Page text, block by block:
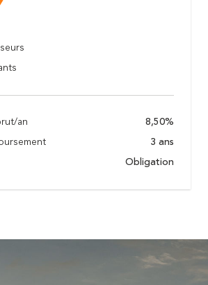
an 8,50%
3 ans
Obligation